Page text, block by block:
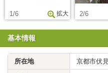
1/6 拡大 2/6
基本情報
所在地 京都市伏